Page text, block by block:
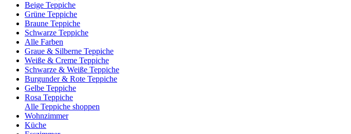
Beige Teppiche
Grüne Teppiche
Braune Teppiche
Schwarze Teppiche
Alle Farben
Graue & Silberne Teppiche
Weiße & Creme Teppiche
Schwarze & Weiße Teppiche
Burgunder & Rote Teppiche
Gelbe Teppiche
Rosa Teppiche
Alle Teppiche shoppen
Wohnzimmer
Küche